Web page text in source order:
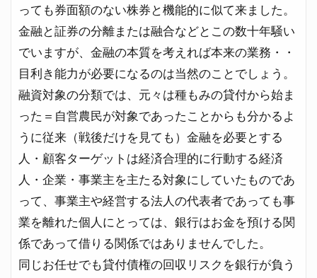
っても券面額のない株券と機能的に似て来ました。
金融と証券の分離または融合などとこの数十年騒い
でいますが、金融の本質を考えれば本来の業務・・
目利き能力が必要になるのは当然のことでしょう。
融資対象の分類では、元々は種もみの貸付から始ま
った＝自営農民が対象であったことからも分かるよ
うに従来（戦後だけを見ても）金融を必要とする
人・顧客ターゲットは経済合理的に行動する経済
人・企業・事業主を主たる対象にしていたものであ
って、事業主や経営する法人の代表者であっても事
業を離れた個人にとっては、銀行はお金を預ける関
係であって借りる関係ではありませんでした。
同じお任せでも貸付債権の回収リスクを銀行が負う